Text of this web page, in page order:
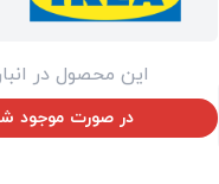
این محصول در
در صورت موجود